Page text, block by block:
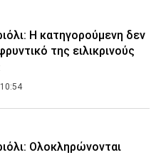
Η κατηγορούμενη δεν
της ειλικρινούς
Ολοκληρώνονται